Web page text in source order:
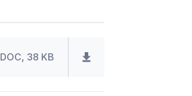
DOC, 38 KB